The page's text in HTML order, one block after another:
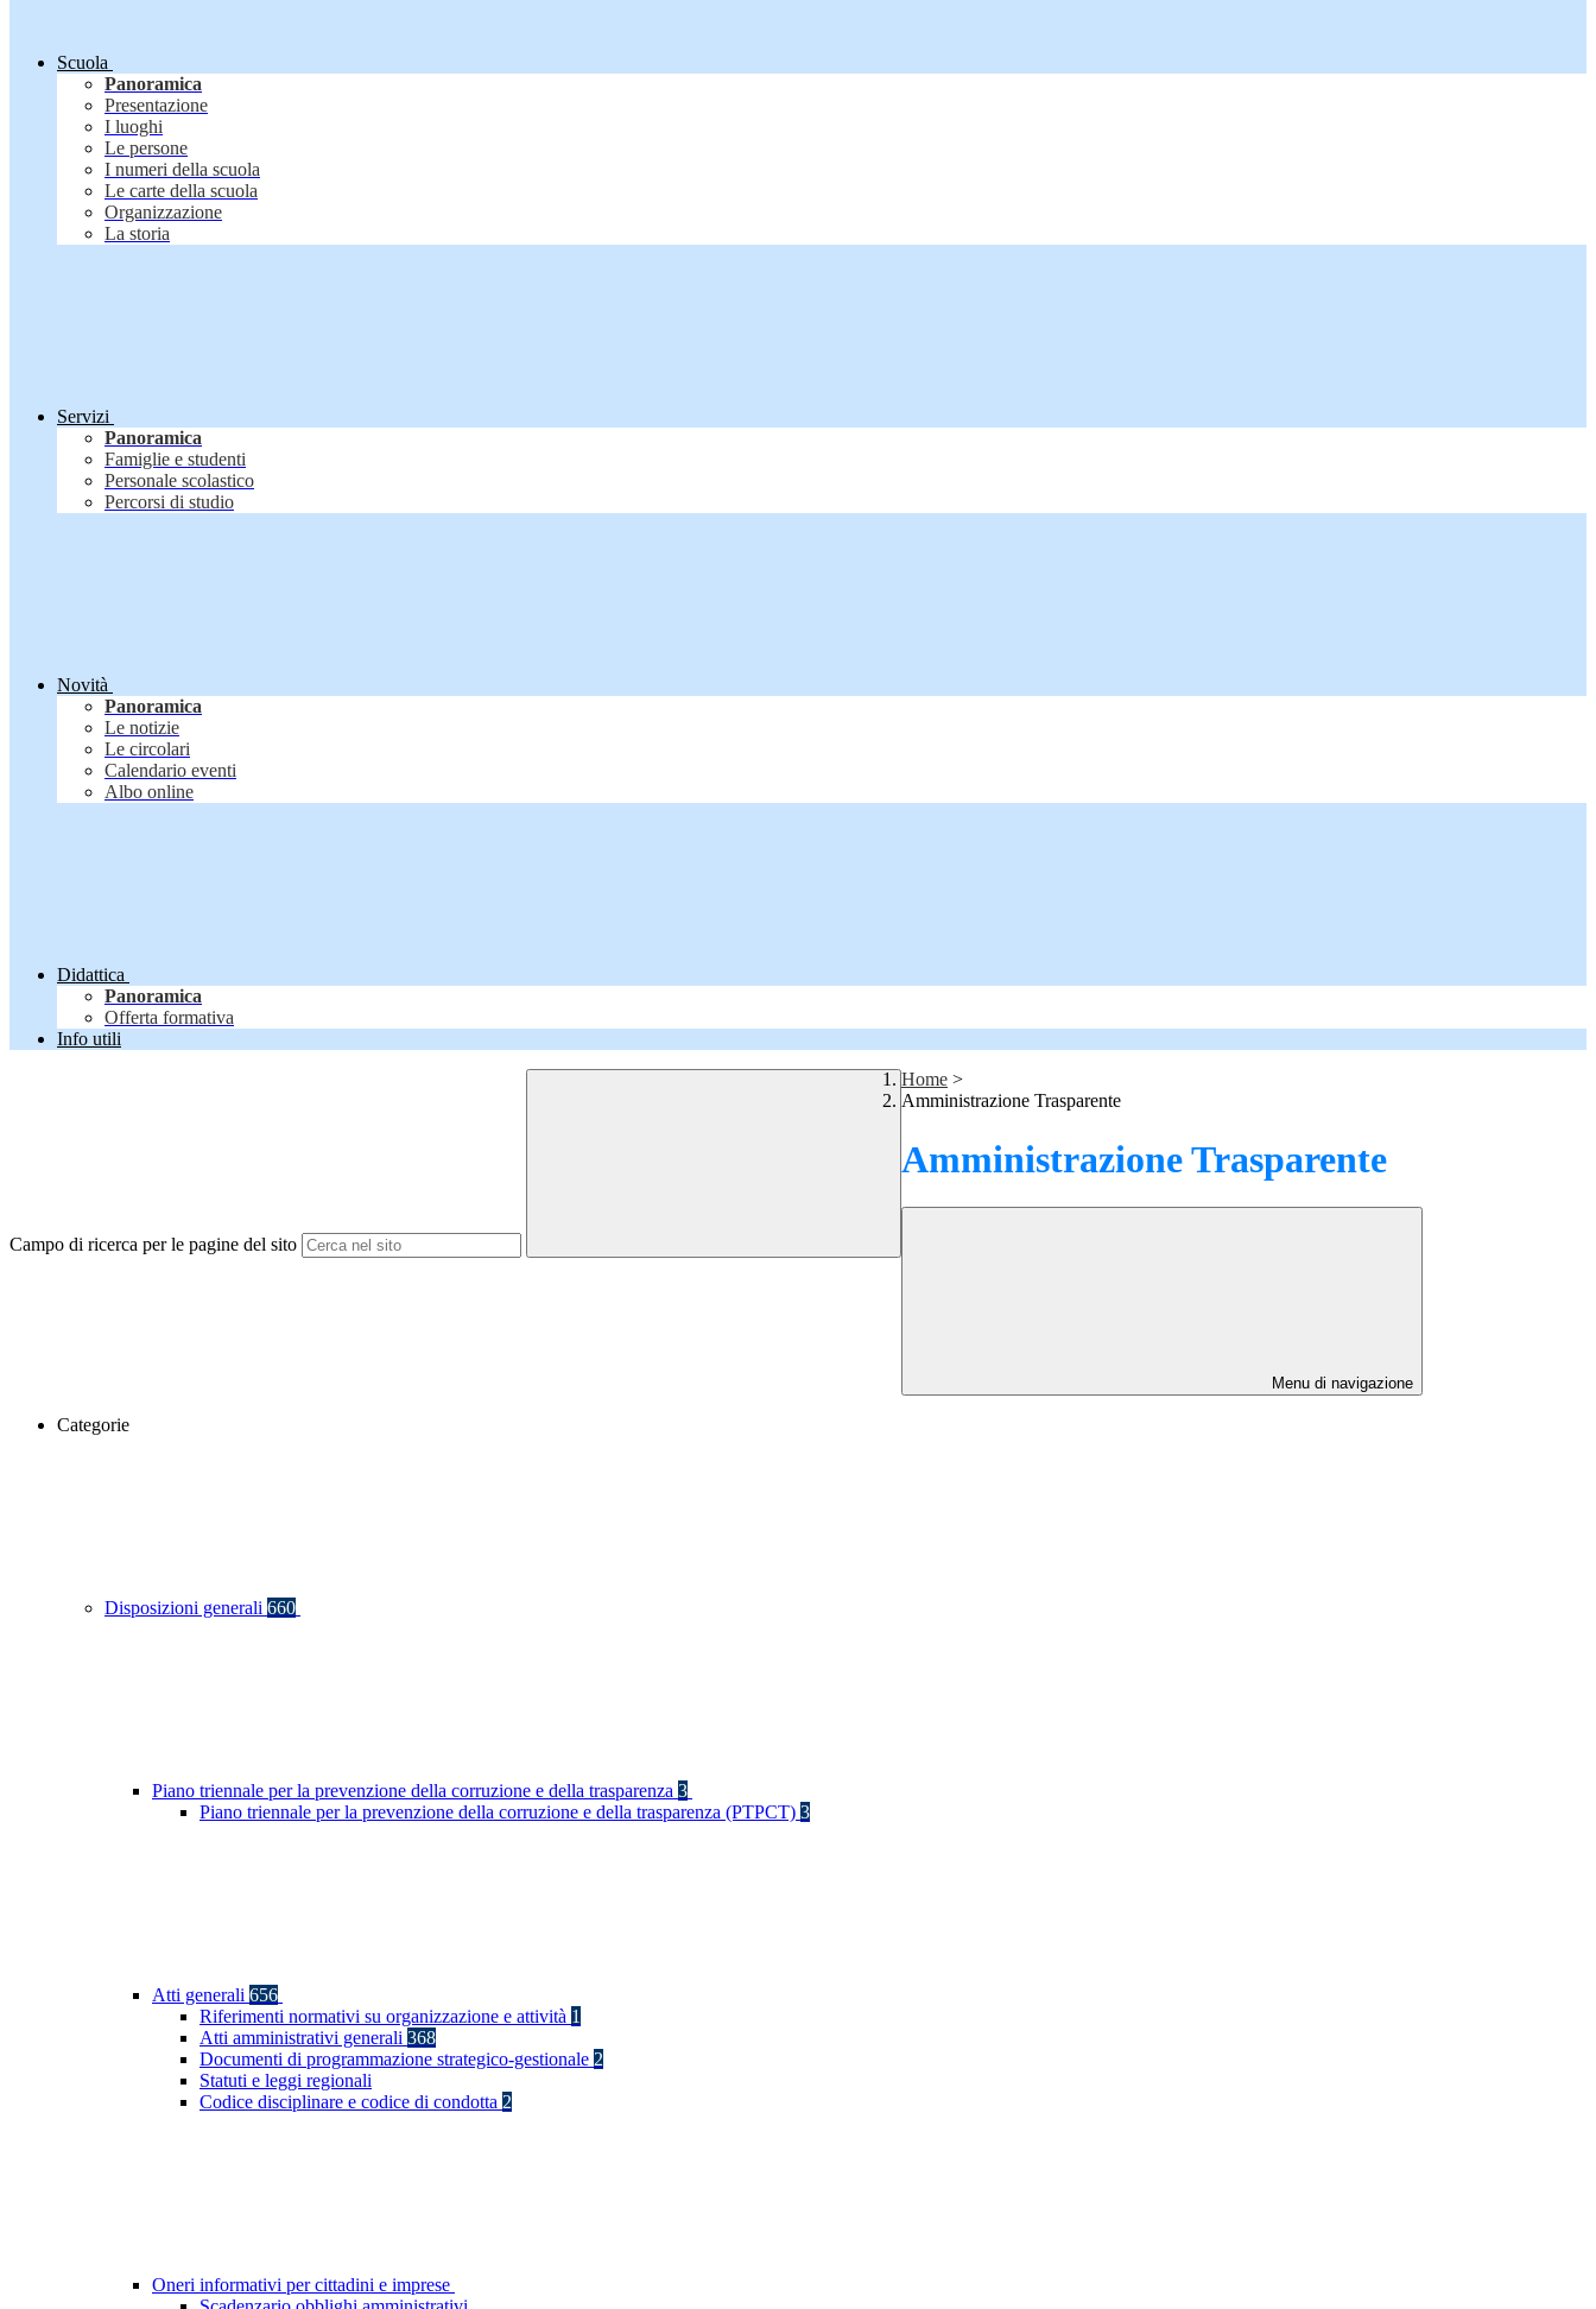
Scuola
Panoramica
Presentazione
I luoghi
Le persone
I numeri della scuola
Le carte della scuola
Organizzazione
La storia
Servizi
Panoramica
Famiglie e studenti
Personale scolastico
Percorsi di studio
Novità
Panoramica
Le notizie
Le circolari
Calendario eventi
Albo online
Didattica
Panoramica
Offerta formativa
Info utili
Campo di ricerca per le pagine del sito
Home >
Amministrazione Trasparente
Amministrazione Trasparente
Menu di navigazione
Categorie
Disposizioni generali 660
Piano triennale per la prevenzione della corruzione e della trasparenza 3
Piano triennale per la prevenzione della corruzione e della trasparenza (PTPCT) 3
Atti generali 656
Riferimenti normativi su organizzazione e attività 1
Atti amministrativi generali 368
Documenti di programmazione strategico-gestionale 2
Statuti e leggi regionali
Codice disciplinare e codice di condotta 2
Oneri informativi per cittadini e imprese